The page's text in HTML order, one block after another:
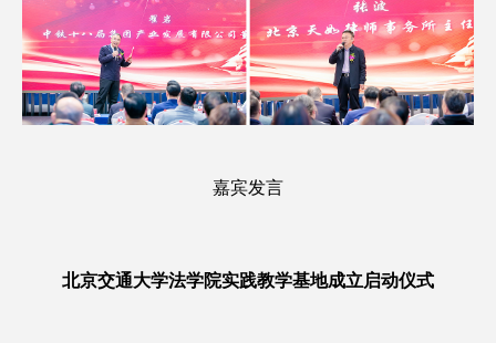
嘉宾发言
北京交通大学法学院实践教学基地成立启动仪式